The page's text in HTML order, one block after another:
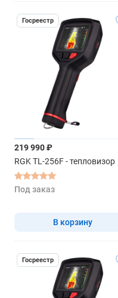
Госреестр
219 990 ₽
RGK TL-256F - тепловизор
Под заказ
В корзину
Госреестр